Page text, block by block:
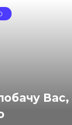
Вас,